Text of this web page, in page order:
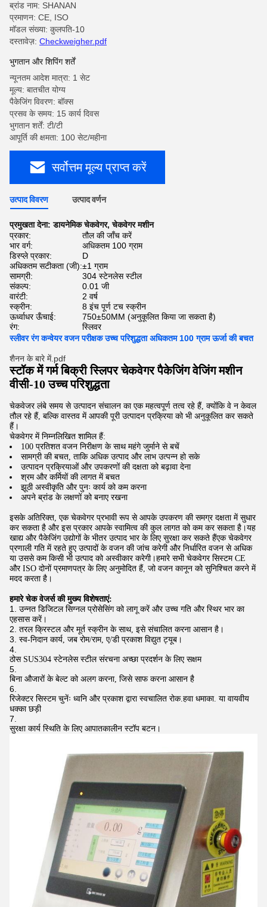
ब्रांड नाम: SHANAN
प्रमाणन: CE, ISO
मॉडल संख्या: कुलपति-10
दस्तावेज़: Checkweigher.pdf
भुगतान और शिपिंग शर्तें
न्यूनतम आदेश मात्रा: 1 सेट
मूल्य: बातचीत योग्य
पैकेजिंग विवरण: बॉक्स
प्रसव के समय: 15 कार्य दिवस
भुगतान शर्तें: टी/टी
आपूर्ति की क्षमता: 100 सेट/महीना
सर्वोत्तम मूल्य प्राप्त करें
उत्पाद विवरण उत्पाद वर्णन
प्रमुखता देना:डायनेमिक चेकवेगर,चेकवेगर मशीन
प्रकार:
तौल की जाँच करें
भार वर्ग:
अधिकतम 100 ग्राम
डिस्प्ले प्रकार:
D
अधिकतम सटीकता (जी):±1 ग्राम
सामग्री:
304 स्टेनलेस स्टील
संकल्प:
0.01 जी
वारंटी:
2 वर्ष
स्क्रीन:
8 इंच पूर्ण टच स्क्रीन
ऊर्ध्वाधर ऊँचाई:
750±50MM (अनुकूलित किया जा सकता है)
रंग:
स्लिवर
स्लीवर रंग कन्वेयर वजन परीक्षक उच्च परिशुद्धता अधिकतम 100 ग्राम ऊर्जा की बचत
शैनन के बारे में.pdf
स्टॉक में गर्म बिक्री स्लिपर चेकवेगर पैकेजिंग वेजिंग मशीन
वीसी-10 उच्च परिशुद्धता
चेकवेजर लंबे समय से उत्पादन संचालन का एक महत्वपूर्ण तत्व रहे हैं, क्योंकि वे न केवल
तौल रहे हैं, बल्कि वास्तव में आपकी पूरी उत्पादन प्रक्रिया को भी अनुकूलित कर सकते
हैं।
चेकवेगर में निम्नलिखित शामिल हैं:
100 प्रतिशत वजन निरीक्षण के साथ महंगे जुर्माने से बचें
सामग्री की बचत, ताकि अधिक उत्पाद और लाभ उत्पन्न हो सके
उत्पादन प्रक्रियाओं और उपकरणों की दक्षता को बढ़ावा देना
श्रम और कर्मियों की लागत में बचत
झूठी अस्वीकृति और पुनः कार्य को कम करना
अपने ब्रांड के लक्षणों को बनाए रखना
इसके अतिरिक्त, एक चेकवेगर प्रभावी रूप से आपके उपकरण की समग्र दक्षता में सुधार
कर सकता है और इस प्रकार आपके स्वामित्व की कुल लागत को कम कर सकता है।यह
खाद्य और पैकेजिंग उद्योगों के भीतर उत्पाद भार के लिए सुरक्षा कर सकते हैंएक चेकवेगर
प्रणाली गति में रहते हुए उत्पादों के वजन की जांच करेगी और निर्धारित वजन से अधिक
या उससे कम किसी भी उत्पाद को अस्वीकार करेगी।हमारे सभी चेकवेगर सिस्टम CE
और ISO दोनों प्रमाणपत्र के लिए अनुमोदित हैं, जो वजन कानून को सुनिश्चित करने में
मदद करता है।
हमारे चेक वेजर्स की मुख्य विशेषताएं:
उन्नत डिजिटल सिग्नल प्रोसेसिंग को लागू करें और उच्च गति और स्थिर भार का
एहसास करें।
तरल क्रिस्टल और मूर्त स्क्रीन के साथ, इसे संचालित करना आसान है।
स्व-निदान कार्य, जब रोम/राम, ए/डी प्रकाश विद्युत ट्यूब।
ठोस SUS304 स्टेनलेस स्टील संरचना अच्छा प्रदर्शन के लिए सक्षम
बिना औजारों के बेल्ट को अलग करना, जिसे साफ करना आसान है
रिजेक्टर सिस्टम चुनेंः ध्वनि और प्रकाश द्वारा स्वचालित रोक.हवा धमाका. या वायवीय
धक्का छड़ी
सुरक्षा कार्य स्थिति के लिए आपातकालीन स्टॉप बटन।